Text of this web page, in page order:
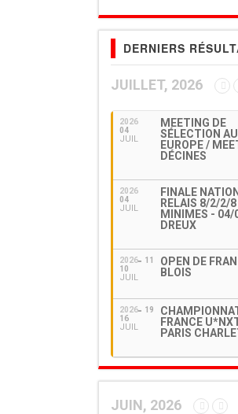
DERNIERS
JUILLET, 2026
2026
04
JUIL
MEETING DE
SÉLECTION
EUROPE /
DÉCINES
2026
04
JUIL
FINALE
RELAIS 8/2/2/8
MINIMES - 04/
DREUX
2026
10
JUIL
11
OPEN DE
BLOIS
2026
16
JUIL
19
FRANCE
PARIS
JUIN, 2026